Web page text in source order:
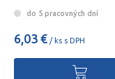
do 5 pracovných dní
6,03 € / ks s DPH